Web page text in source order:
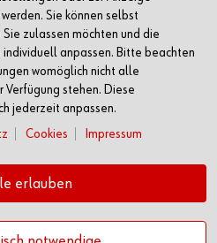
Sie können selbst
zulassen möchten und die
anpassen. Bitte beachten
womöglich nicht alle
Verfügung stehen. Diese
jederzeit anpassen.
Cookies Impressum
erlauben